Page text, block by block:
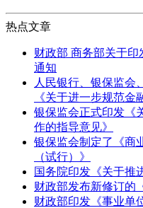
热点文章
财政部 商务部关于
通知
人民银行、银保监会
《关于进一步规范金
银保监会正式印发《
作的指导意见》
银保监会制定了《商
（试行）》
国务院印发《关于推
财政部发布新修订的
财政部印发《事业单